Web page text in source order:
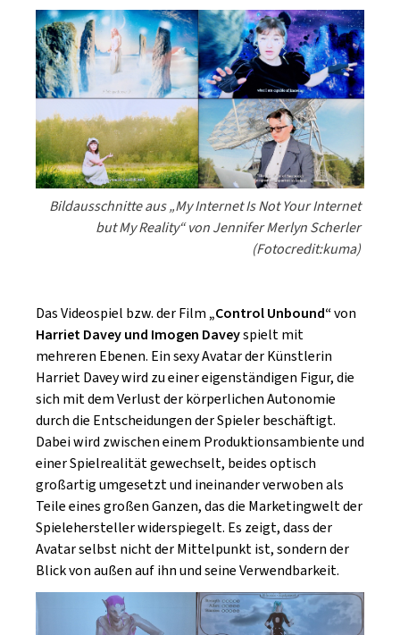
Bildausschnitte aus „My Internet Is Not Your Internet
but My Reality“ von Jennifer Merlyn Scherler
(Fotocredit:kuma)
Das Videospiel bzw. der Film„Control Unbound“von
Harriet Davey und Imogen Daveyspielt mit
mehreren Ebenen. Ein sexy Avatar der Künstlerin
Harriet Davey wird zu einer eigenständigen Figur, die
sich mit dem Verlust der körperlichen Autonomie
durch die Entscheidungen der Spieler beschäftigt.
Dabei wird zwischen einem Produktionsambiente und
einer Spielrealität gewechselt, beides optisch
großartig umgesetzt und ineinander verwoben als
Teile eines großen Ganzen, das die Marketingwelt der
Spielehersteller widerspiegelt. Es zeigt, dass der
Avatar selbst nicht der Mittelpunkt ist, sondern der
Blick von außen auf ihn und seine Verwendbarkeit.